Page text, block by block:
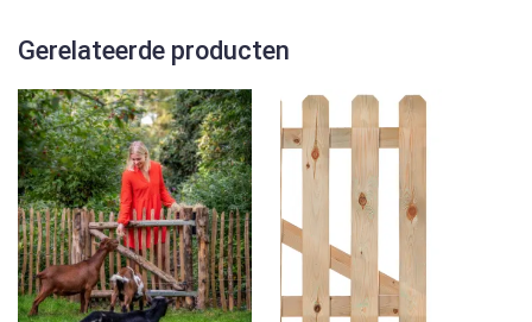
Gerelateerde producten